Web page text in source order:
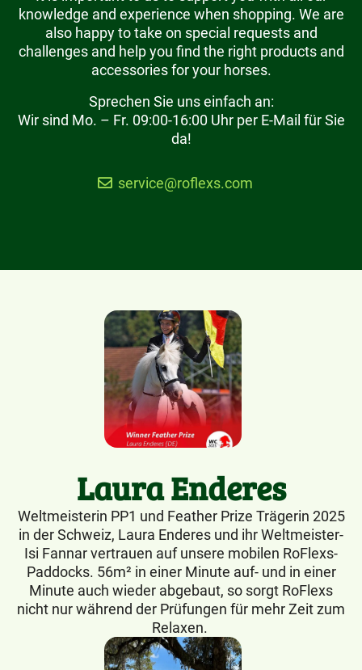
knowledge and experience when shopping. We are
also happy to take on special requests and
challenges and help you find the right products and
accessories for your horses.
Sprechen Sie uns einfach an:
Wir sind Mo. – Fr. 09:00-16:00 Uhr per E-Mail für Sie
da!
service@roflexs.com
Weltmeisterin PP1 und Feather Prize Trägerin 2025
in der Schweiz, Laura Enderes und ihr Weltmeister-
Isi Fannar vertrauen auf unsere mobilen RoFlexs-
Paddocks. 56m² in einer Minute auf- und in einer
Minute auch wieder abgebaut, so sorgt RoFlexs
nicht nur während der Prüfungen für mehr Zeit zum
Relaxen.
Laura Enderes